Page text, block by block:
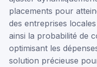
placements pour
des entreprises
ainsi la probabilité de
optimisant les
solution précieuse